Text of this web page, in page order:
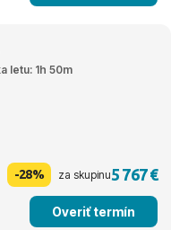
letu: 1h 50m
-28% za skupinu5 767 €
Overiť termín